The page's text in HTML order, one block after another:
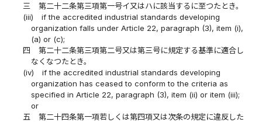
三
第二十二条第三項第一号イ又はハに該当するに至つたとき。
(iii)
if the accredited industrial standards developing
organization falls under Article 22, paragraph (3), item (i),
(a) or (c);
四
第二十二条第三項第二号又は第三号に規定する基準に適合し
なくなつたとき。
(iv)
if the accredited industrial standards developing
organization has ceased to conform to the criteria as
specified in Article 22, paragraph (3), item (ii) or item (iii);
or
五
第二十四条第一項若しくは第四項又は次条の規定に違反した